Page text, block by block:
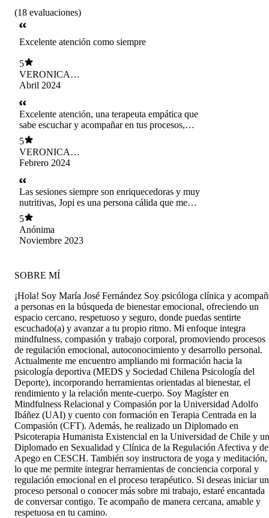
(18 evaluaciones)
Excelente atención como siempre
5
VERONICA
CRISTINA
Abril 2024
Excelente atención, una terapeuta empática que
sabe escuchar y acompañar en tus procesos,
muy agradecida siempre.
5
VERONICA
CRISTINA
Febrero 2024
Las sesiones siempre son enriquecedoras y muy
nutritivas, Jopi es una persona cálida que me
hace sentir en confianza y contenida, gracias a
ella he podido avanzar en mi autoconocimiento
y he podido enfrentar situaciones de mi vida con
mayor tranquilidad y seguridad. Estoy
este proceso de aprendizajes junto a una
psicóloga como María José, recomendadisiiiima
5
Anónima
Noviembre 2023
SOBRE MÍ
¡Hola! Soy María José Fernández Soy psicóloga clínica y
a personas en la búsqueda de bienestar emocional, ofreciendo un
espacio cercano, respetuoso y seguro, donde puedas sentirte
escuchado(a) y avanzar a tu propio ritmo. Mi enfoque integra
mindfulness, compasión y trabajo corporal, promoviendo procesos
de regulación emocional, autoconocimiento y desarrollo personal.
Actualmente me encuentro ampliando mi formación hacia la
psicología deportiva (MEDS y Sociedad Chilena Psicología del
Deporte), incorporando herramientas orientadas al bienestar, el
rendimiento y la relación mente-cuerpo. Soy Magíster en
Mindfulness Relacional y Compasión por la Universidad Adolfo
Ibáñez (UAI) y cuento con formación en Terapia Centrada en la
Compasión (CFT). Además, he realizado un Diplomado en
Psicoterapia Humanista Existencial en la Universidad de Chile y un
Diplomado en Sexualidad y Clínica de la Regulación Afectiva y
Apego en CESCH. También soy instructora de yoga y meditación,
lo que me permite integrar herramientas de conciencia corporal y
regulación emocional en el proceso terapéutico. Si deseas iniciar un
proceso personal o conocer más sobre mi trabajo, estaré encantada
de conversar contigo. Te acompaño de manera cercana, amable y
respetuosa en tu camino.